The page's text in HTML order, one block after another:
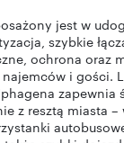
jest w
szybkie
ochrona oraz
i gości.
zapewnia
z resztą miasta